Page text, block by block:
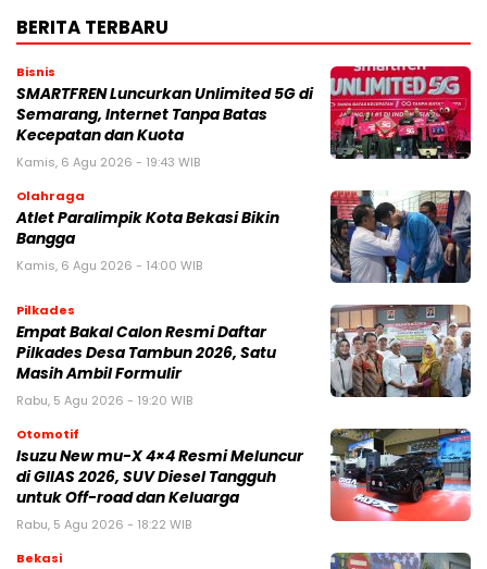
BERITA TERBARU
Bisnis
SMARTFREN Luncurkan Unlimited 5G di
Semarang, Internet Tanpa Batas
Kecepatan dan Kuota
Kamis, 6 Agu 2026 - 19:43 WIB
Olahraga
Atlet Paralimpik Kota Bekasi Bikin
Bangga
Kamis, 6 Agu 2026 - 14:00 WIB
Pilkades
Empat Bakal Calon Resmi Daftar
Pilkades Desa Tambun 2026, Satu
Masih Ambil Formulir
Rabu, 5 Agu 2026 - 19:20 WIB
Otomotif
Isuzu New mu-X 4×4 Resmi Meluncur
di GIIAS 2026, SUV Diesel Tangguh
untuk Off-road dan Keluarga
Rabu, 5 Agu 2026 - 18:22 WIB
Bekasi